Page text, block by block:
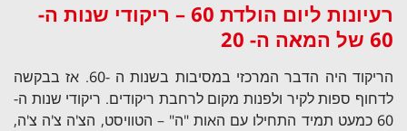
רעיונות ליום הולדת 60 – ריקודי שנות ה-
60 של המאה ה- 20
הריקוד היה הדבר המרכזי במסיבות בשנות ה -60. אז בבקשה
לדחוף ספות לקיר ולפנות מקום לרחבת ריקודים. ריקודי שנות ה-
60 כמעט תמיד התחילו עם האות "ה" – הטוויסט, הצ'ה צ'ה צ'ה,